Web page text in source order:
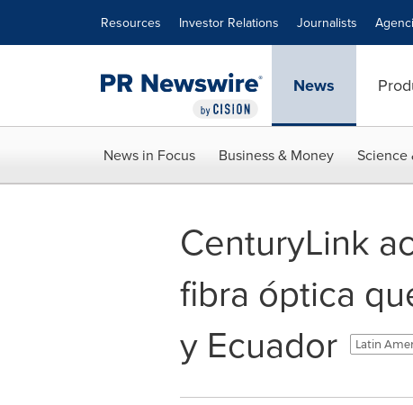
Resources Investor Relations Journalists
News
News in Focus Business & Money Science
CenturyLink
fibra óptica
y Ecuador
Latin